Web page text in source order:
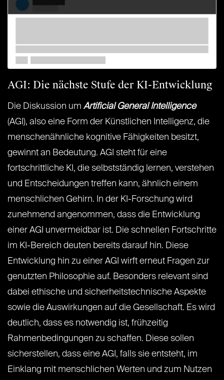
AGI: Die nächste Stufe der KI-Entwicklung
Die Diskussion um Artificial General Intelligence
(AGI), also eine Form der Künstlichen Intelligenz, die
menschenähnliche kognitive Fähigkeiten besitzt,
gewinnt an Bedeutung. AGI steht für eine
fortschrittliche KI, die selbstständig lernen, verstehen
und Entscheidungen treffen kann, ähnlich einem
menschlichen Gehirn. In der KI-Forschung wird
zunehmend angenommen, dass die Entwicklung
einer AGI unvermeidbar ist. Die schnellen Fortschritte
im KI-Bereich deuten bereits darauf hin. Diese
Entwicklung hin zu einer AGI wirft erneut Fragen zur
genutzten Philosophie auf. Besonders relevant sind
dabei ethische und sicherheitstechnische Aspekte
sowie die Auswirkungen auf die Gesellschaft. Es wird
deutlich, dass es notwendig ist, frühzeitig
Rahmenbedingungen zu schaffen. Diese sollen
sicherstellen, dass eine AGI, falls sie entsteht, im
Einklang mit menschlichen Werten und zum Nutzen